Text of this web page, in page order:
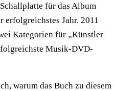
für das Album
erfolgreichstes Jahr. 2011
Kategorien für „Künstler
Musik-DVD-
warum das Buch zu diesem